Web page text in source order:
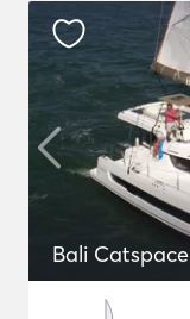
Bali Catspace